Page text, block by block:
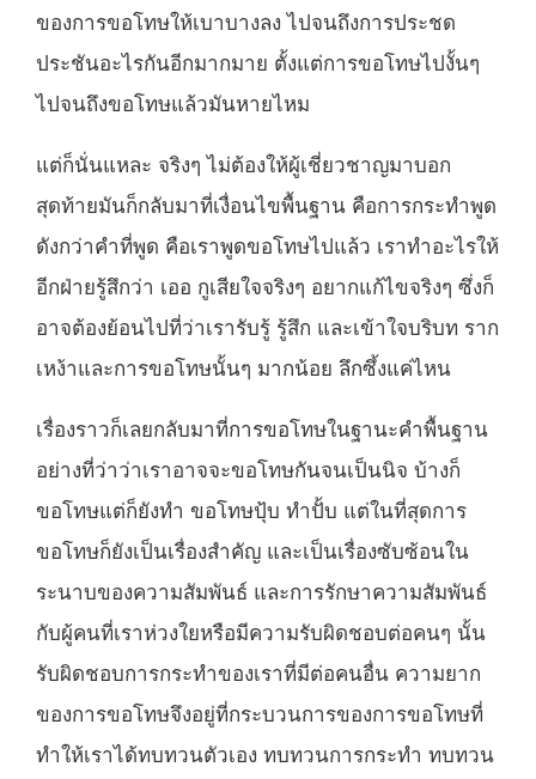
ของการขอโทษให้เบาบางลง ไปจนถึงการประชด
ประชันอะไรกันอีกมากมาย ตั้งแต่การขอโทษไปงั้นๆ
ไปจนถึงขอโทษแล้วมันหายไหม
แต่ก็นั่นแหละ จริงๆ ไม่ต้องให้ผู้เชี่ยวชาญมาบอก
สุดท้ายมันก็กลับมาที่เงื่อนไขพื้นฐาน คือการกระทำพูด
ดังกว่าคำที่พูด คือเราพูดขอโทษไปแล้ว เราทำอะไรให้
อีกฝ่ายรู้สึกว่า เออ กูเสียใจจริงๆ อยากแก้ไขจริงๆ ซึ่งก็
อาจต้องย้อนไปที่ว่าเรารับรู้ รู้สึก และเข้าใจบริบท ราก
เหง้าและการขอโทษนั้นๆ มากน้อย ลึกซึ้งแค่ไหน
เรื่องราวก็เลยกลับมาที่การขอโทษในฐานะคำพื้นฐาน
อย่างที่ว่าว่าเราอาจจะขอโทษกันจนเป็นนิจ บ้างก็
ขอโทษแต่ก็ยังทำ ขอโทษปุ้บ ทำปั้บ แต่ในที่สุดการ
ขอโทษก็ยังเป็นเรื่องสำคัญ และเป็นเรื่องซับซ้อนใน
ระนาบของความสัมพันธ์ และการรักษาความสัมพันธ์
กับผู้คนที่เราห่วงใยหรือมีความรับผิดชอบต่อคนๆ นั้น
รับผิดชอบการกระทำของเราที่มีต่อคนอื่น ความยาก
ของการขอโทษจึงอยู่ที่กระบวนการของการขอโทษที่
ทำให้เราได้ทบทวนตัวเอง ทบทวนการกระทำ ทบทวน